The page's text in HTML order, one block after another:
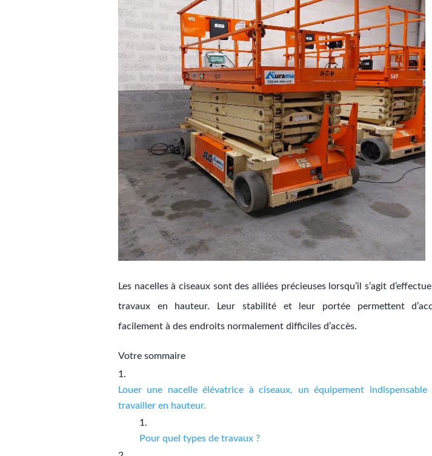
Les nacelles à ciseaux sont des alliées précieuses lorsqu’il s’agit
travaux en hauteur. Leur stabilité et leur portée permettent
facilement à des endroits normalement difficiles d’accès.
Votre sommaire
Louer une nacelle élévatrice à ciseaux, un équipement indispensable
travailler en hauteur.
Pour quel types de travaux ?